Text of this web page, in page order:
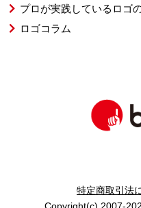
プロが実践しているロゴ
ロゴコラム
特定商取引法